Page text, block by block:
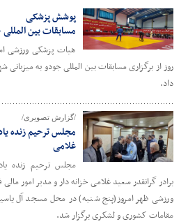
پوشش پزشکی
مسابقات بین المللی
هیات پزشکی ورزشی
روز از برگزاری مسابقات بین المللی جودو به میزبانی
داد.
/گزارش تصویری/
مجلس ترحیم زنده
غلامی
مجلس ترحیم زنده
برادر گرانقدر سعید غلامی خزانه دار و مدیر امور
ورزشی ظهر امروز(پنج شنبه) در محل مسجد آل
مقامات کشوری و لشکری برگزار شد.